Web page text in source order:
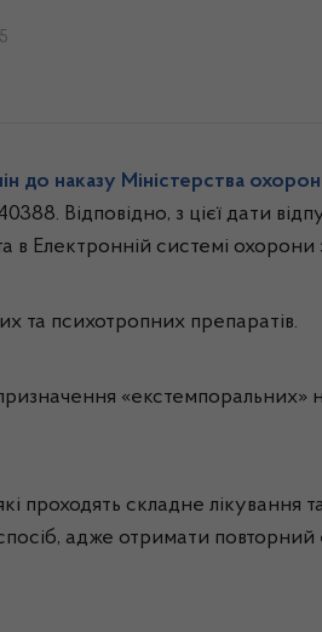
наказу Міністерства
Відповідно, з цієї дати
в Електронній системі охорони
та психотропних препаратів.
«екстемпоральних»
проходять складне лікування
адже отримати